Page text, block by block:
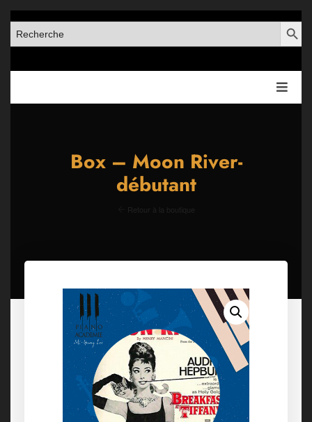
SEARCH
FOR:
SEARCH
Box – Moon River-
débutant
Retour à la boutique